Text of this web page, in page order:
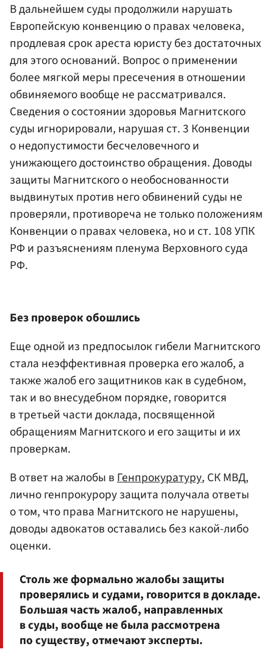
В дальнейшем суды продолжили нарушать
Европейскую конвенцию о правах человека,
продлевая срок ареста юристу без достаточных
для этого оснований. Вопрос о применении
более мягкой меры пресечения в отношении
обвиняемого вообще не рассматривался.
Сведения о состоянии здоровья Магнитского
суды игнорировали, нарушая ст. 3 Конвенции
о недопустимости бесчеловечного и
унижающего достоинство обращения. Доводы
защиты Магнитского о необоснованности
выдвинутых против него обвинений суды не
проверяли, противореча не только положениям
Конвенции о правах человека, но и ст. 108 УПК
РФ и разъяснениям пленума Верховного суда
РФ.
Без проверок обошлись
Еще одной из предпосылок гибели Магнитского
стала неэффективная проверка его жалоб, а
также жалоб его защитников как в судебном,
так и во внесудебном порядке, говорится
в третьей части доклада, посвященной
обращениям Магнитского и его защиты и их
проверкам.
В ответ на жалобы вГенпрокуратуру, СК МВД,
лично генпрокурору защита получала ответы
о том, что права Магнитского не нарушены,
доводы адвокатов оставались без какой-либо
оценки.
Столь же формально жалобы защиты
проверялись и судами, говорится в докладе.
Большая часть жалоб, направленных
в суды, вообще не была рассмотрена
по существу, отмечают эксперты.